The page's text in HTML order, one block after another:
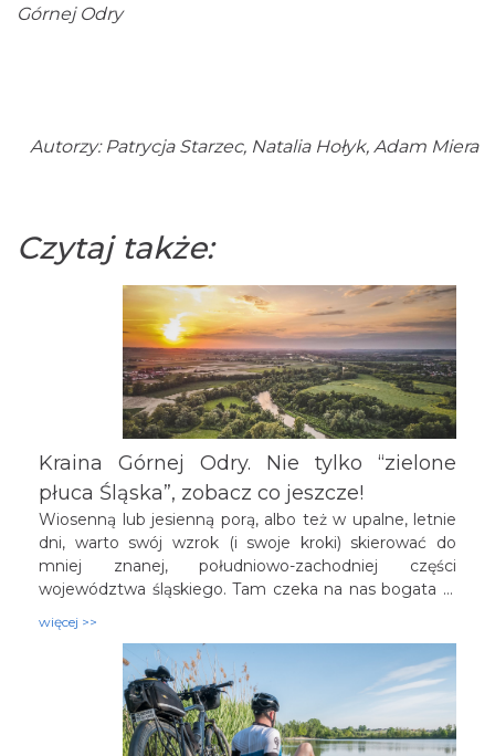
Górnej Odry
Autorzy: Patrycja Starzec, Natalia Hołyk, Adam Miera
Czytaj także:
Kraina Górnej Odry. Nie tylko “zielone
płuca Śląska”, zobacz co jeszcze!
Wiosenną lub jesienną porą, albo też w upalne, letnie
dni, warto swój wzrok (i swoje kroki) skierować do
mniej znanej, południowo-zachodniej części
województwa śląskiego. Tam czeka na nas bogata w
lasów, malowniczych pól uprawnych, rzek oraz
stawów. Nic więc dziwnego, że nazywana jest często
“płucami Śląska”.
więcej >>